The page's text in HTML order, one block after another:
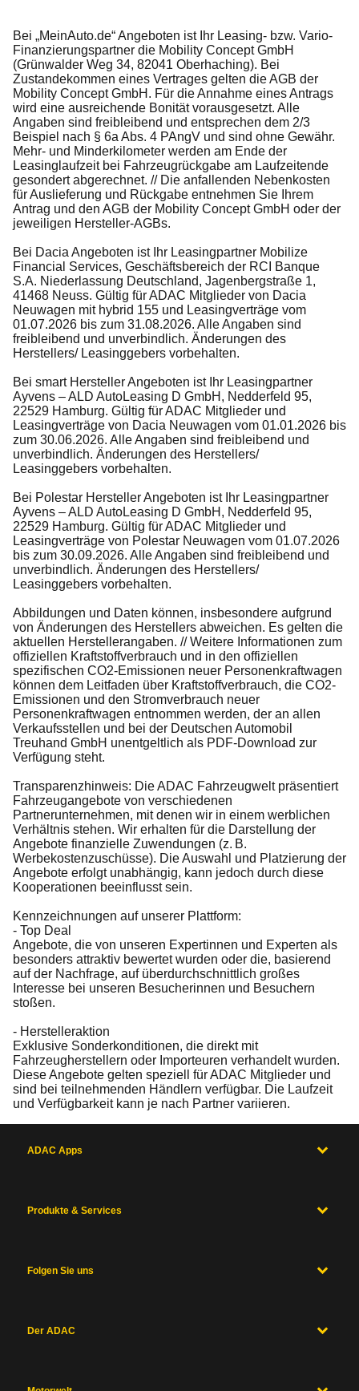
Bei „MeinAuto.de“ Angeboten ist Ihr Leasing- bzw. Vario-
Finanzierungspartner die Mobility Concept GmbH
(Grünwalder Weg 34, 82041 Oberhaching). Bei
Zustandekommen eines Vertrages gelten die AGB der
Mobility Concept GmbH. Für die Annahme eines Antrags
wird eine ausreichende Bonität vorausgesetzt. Alle
Angaben sind freibleibend und entsprechen dem 2/3
Beispiel nach § 6a Abs. 4 PAngV und sind ohne Gewähr.
Mehr- und Minderkilometer werden am Ende der
Leasinglaufzeit bei Fahrzeugrückgabe am Laufzeitende
gesondert abgerechnet. // Die anfallenden Nebenkosten
für Auslieferung und Rückgabe entnehmen Sie Ihrem
Antrag und den AGB der Mobility Concept GmbH oder der
jeweiligen Hersteller-AGBs.
Bei Dacia Angeboten ist Ihr Leasingpartner Mobilize
Financial Services, Geschäftsbereich der RCI Banque
S.A. Niederlassung Deutschland, Jagenbergstraße 1,
41468 Neuss. Gültig für ADAC Mitglieder von Dacia
Neuwagen mit hybrid 155 und Leasingverträge vom
01.07.2026 bis zum 31.08.2026. Alle Angaben sind
freibleibend und unverbindlich. Änderungen des
Herstellers/ Leasinggebers vorbehalten.
Bei smart Hersteller Angeboten ist Ihr Leasingpartner
Ayvens – ALD AutoLeasing D GmbH, Nedderfeld 95,
22529 Hamburg. Gültig für ADAC Mitglieder und
Leasingverträge von Dacia Neuwagen vom 01.01.2026 bis
zum 30.06.2026. Alle Angaben sind freibleibend und
unverbindlich. Änderungen des Herstellers/
Leasinggebers vorbehalten.
Bei Polestar Hersteller Angeboten ist Ihr Leasingpartner
Ayvens – ALD AutoLeasing D GmbH, Nedderfeld 95,
22529 Hamburg. Gültig für ADAC Mitglieder und
Leasingverträge von Polestar Neuwagen vom 01.07.2026
bis zum 30.09.2026. Alle Angaben sind freibleibend und
unverbindlich. Änderungen des Herstellers/
Leasinggebers vorbehalten.
Abbildungen und Daten können, insbesondere aufgrund
von Änderungen des Herstellers abweichen. Es gelten die
aktuellen Herstellerangaben. // Weitere Informationen zum
offiziellen Kraftstoffverbrauch und in den offiziellen
spezifischen CO2-Emissionen neuer Personenkraftwagen
können dem Leitfaden über Kraftstoffverbrauch, die CO2-
Emissionen und den Stromverbrauch neuer
Personenkraftwagen entnommen werden, der an allen
Verkaufsstellen und bei der Deutschen Automobil
Treuhand GmbH unentgeltlich als PDF-Download zur
Verfügung steht.
Transparenzhinweis: Die ADAC Fahrzeugwelt präsentiert
Fahrzeugangebote von verschiedenen
Partnerunternehmen, mit denen wir in einem werblichen
Verhältnis stehen. Wir erhalten für die Darstellung der
Angebote finanzielle Zuwendungen (z. B.
Werbekostenzuschüsse). Die Auswahl und Platzierung der
Angebote erfolgt unabhängig, kann jedoch durch diese
Kooperationen beeinflusst sein.
Kennzeichnungen auf unserer Plattform:
- Top Deal
Angebote, die von unseren Expertinnen und Experten als
besonders attraktiv bewertet wurden oder die, basierend
auf der Nachfrage, auf überdurchschnittlich großes
Interesse bei unseren Besucherinnen und Besuchern
stoßen.
- Herstelleraktion
Exklusive Sonderkonditionen, die direkt mit
Fahrzeugherstellern oder Importeuren verhandelt wurden.
Diese Angebote gelten speziell für ADAC Mitglieder und
sind bei teilnehmenden Händlern verfügbar. Die Laufzeit
und Verfügbarkeit kann je nach Partner variieren.
ADAC Apps
Produkte & Services
Folgen Sie uns
Der ADAC